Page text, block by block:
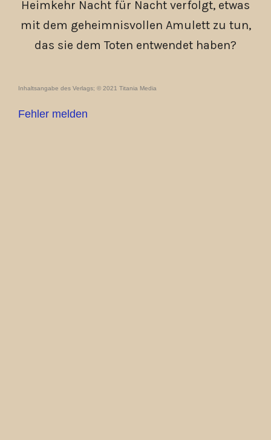
Heimkehr Nacht für Nacht verfolgt, etwas
mit dem geheimnisvollen Amulett zu tun,
das sie dem Toten entwendet haben?
Inhaltsangabe des Verlags; © 2021 Titania Media
Fehler melden